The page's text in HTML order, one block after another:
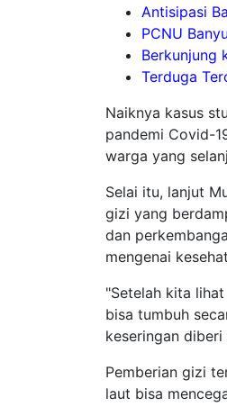
Antisipasi
PCNU
Berkunjung
Terduga
Naiknya kasus
pandemi Covid-
warga yang
Selai itu, lanjut
gizi yang
dan
mengenai
"Setelah kita
bisa tumbuh
keseringan
Pemberian gizi
laut bisa